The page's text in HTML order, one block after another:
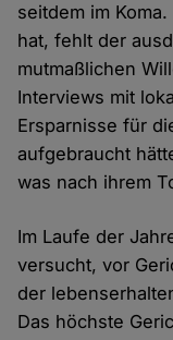
seitdem im
hat, fehlt der
mutmaßlichen
Interviews mit
Ersparnisse für
aufgebraucht
was nach ihrem
Im Laufe der
versucht, vor
der
Das höchste